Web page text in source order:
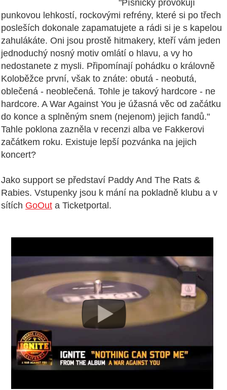
"Písničky provokují
punkovou lehkostí, rockovými refrény, které si po třech
posleších dokonale zapamatujete a rádi si je s kapelou
zahulákáte. Oni jsou prostě hitmakery, kteří vám jeden
jednoduchý nosný motiv omlátí o hlavu, a vy ho
nedostanete z mysli. Připomínají pohádku o královně
Koloběžce první, však to znáte: obutá - neobutá,
oblečená - neoblečená. Tohle je takový hardcore - ne
hardcore. A War Against You je úžasná věc od začátku
do konce a splněným snem (nejenom) jejich fandů."
Tahle poklona zazněla v recenzi alba ve Fakkerovi
začátkem roku. Existuje lepší pozvánka na jejich
koncert?
Jako support se představí Paddy And The Rats &
Rabies. Vstupenky jsou k mání na pokladně klubu a v
sítích GoOut a Ticketportal.